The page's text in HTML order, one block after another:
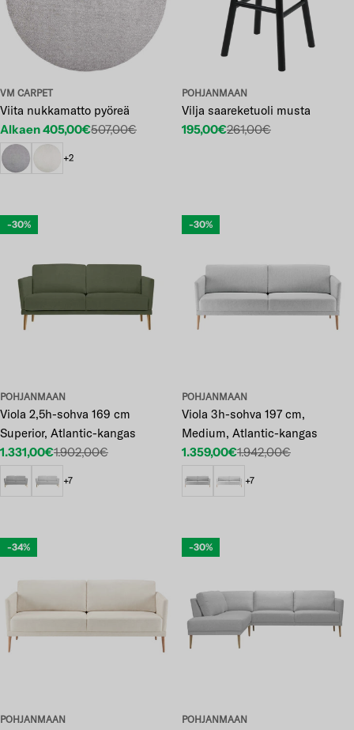
VM CARPET
Viita nukkamatto pyöreä
Etuhinta
Alkaen 405,00€
Normaalihinta 507,00€
+2
POHJANMAAN
Vilja saareketuoli musta
Etuhinta
195,00€
Normaalihinta
261,00€
-30%
POHJANMAAN
Viola 2,5h-sohva 169 cm
Superior, Atlantic-kangas
Etuhinta
1.331,00€
Normaalihinta1.902,00€
+7
-30%
POHJANMAAN
Viola 3h-sohva 197 cm,
Medium, Atlantic-kangas
Etuhinta
1.359,00€
Normaalihinta1.942,00€
+7
-34%
POHJANMAAN
-30%
POHJANMAAN